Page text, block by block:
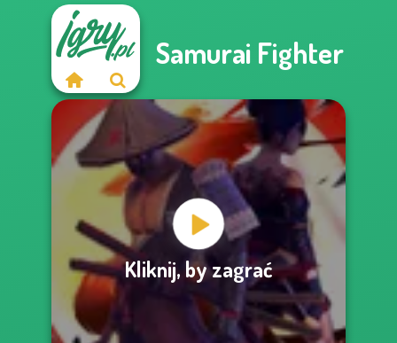
Samurai Fighter
Kliknij, by zagrać